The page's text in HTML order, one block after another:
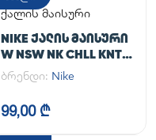
ქალის მაისური
NIKE ᲥᲐᲚᲘᲡ ᲛᲐᲘᲡᲣᲠᲘ
W NSW NK CHLL KNT
MD CRP
ბრენდი: Nike
99,00 ₾